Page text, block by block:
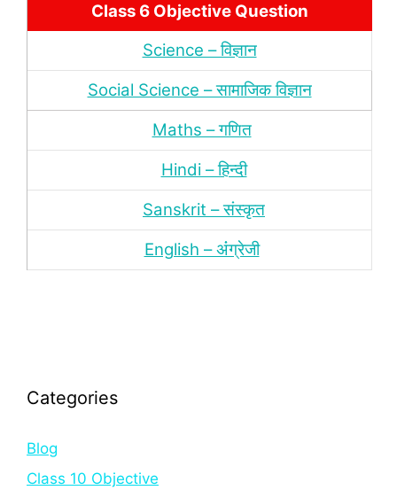
Class 6 Objective Question
Science – विज्ञान
Social Science – सामाजिक विज्ञान
Maths – गणित
Hindi – हिन्‍दी
Sanskrit – संस्‍कृत
English – अंंग्रेजी
Categories
Blog
Class 10 Objective